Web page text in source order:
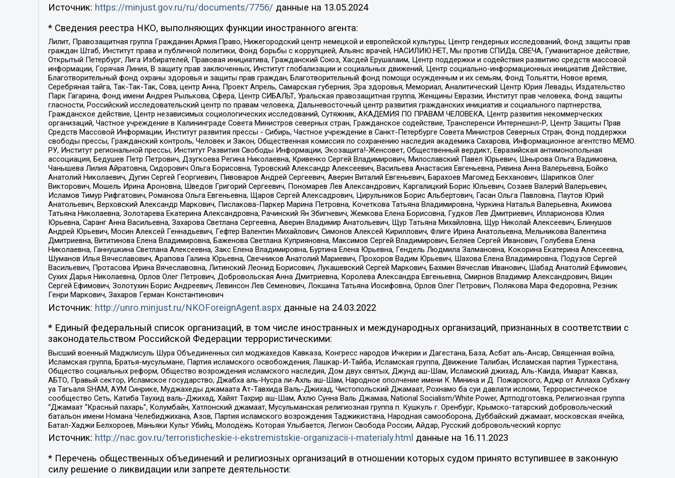
Источник: https://minjust.gov.ru/ru/documents/7756/ данные на 13.05.2024
* Сведения реестра НКО, выполняющих функции иностранного агента:
Лилит, Правозащитная группа Гражданин.Армия.Право, Нижегородский центр немецкой и европейской культуры, Центр гендерных исследований, Фонд защиты прав
граждан Штаб, Институт права и публичной политики, Фонд борьбы с коррупцией, Альянс врачей, НАСИЛИЮ.НЕТ, Мы против СПИДа, СВЕЧА, Гуманитарное действие,
Открытый Петербург, Лига Избирателей, Правовая инициатива, Гражданский Союз, Хасдей Ерушалаим, Центр поддержки и содействия развитию средств массовой
информации, Горячая Линия, В защиту прав заключенных, Институт глобализации и социальных движений, Центр социально-информационных инициатив Действие,
Благотворительный фонд охраны здоровья и защиты прав граждан, Благотворительный фонд помощи осужденным и их семьям, Фонд Тольятти, Новое время,
Серебряная тайга, Так-Так-Так, Сова, центр Анна, Проект Апрель, Самарская губерния, Эра здоровья, Мемориал, Аналитический Центр Юрия Левады, Издательство
Парк Гагарина, Фонд имени Андрея Рылькова, Сфера, Центр СИБАЛЬТ, Уральская правозащитная группа, Женщины Евразии, Институт прав человека, Фонд защиты
гласности, Российский исследовательский центр по правам человека, Дальневосточный центр развития гражданских инициатив и социального партнерства,
Гражданское действие, Центр независимых социологических исследований, Сутяжник, АКАДЕМИЯ ПО ПРАВАМ ЧЕЛОВЕКА, Центр развития некоммерческих
организаций, Частное учреждение в Калининграде Совета Министров северных стран, Гражданское содействие, Трансперенси Интернешнл-Р, Центр Защиты Прав
Средств Массовой Информации, Институт развития прессы - Сибирь, Частное учреждение в Санкт-Петербурге Совета Министров Северных Стран, Фонд поддержки
свободы прессы, Гражданский контроль, Человек и Закон, Общественная комиссия по сохранению наследия академика Сахарова, Информационное агентство МЕМО.
РУ, Институт региональной прессы, Институт Развития Свободы Информации, Экозащита!-Женсовет, Общественный вердикт, Евразийская антимонопольная
ассоциация, Бедушев Петр Петрович, Дзугкоева Регина Николаевна, Кривенко Сергей Владимирович, Милославский Павел Юрьевич, Шнырова Ольга Вадимовна,
Чанышева Лилия Айратовна, Сидорович Ольга Борисовна, Туровский Александр Алексеевич, Васильева Анастасия Евгеньевна, Ривина Анна Валерьевна, Бойко
Анатолий Николаевич, Дугин Сергей Георгиевич, Пивоваров Андрей Сергеевич, Аверин Виталий Евгеньевич, Барахоев Магомед Бекханович, Шарипков Олег
Викторович, Мошель Ирина Ароновна, Шведов Григорий Сергеевич, Пономарев Лев Александрович, Каргалицкий Борис Юльевич, Созаев Валерий Валерьевич,
Исламов Тимур Рифгатович, Романова Ольга Евгеньевна, Щаров Сергей Алексадрович, Цирульников Борис Альбертович, Гасан Ольга Павловна, Паутов Юрий
Анатольевич, Верховский Александр Маркович, Пислакова-Паркер Марина Петровна, Кочеткова Татьяна Владимировна, Чуркина Наталья Валерьевна, Акимова
Татьяна Николаевна, Золотарева Екатерина Александровна, Рачинский Ян Збигневич, Жемкова Елена Борисовна, Гудков Лев Дмитриевич, Илларионова Юлия
Юрьевна, Саранг Анна Васильевна, Захарова Светлана Сергеевна, Аверин Владимир Анатольевич, Щур Татьяна Михайловна, Щур Николай Алексеевич, Блинушов
Андрей Юрьевич, Мосин Алексей Геннадьевич, Гефтер Валентин Михайлович, Симонов Алексей Кириллович, Флиге Ирина Анатольевна, Мельникова Валентина
Дмитриевна, Вититинова Елена Владимировна, Баженова Светлана Куприяновна, Максимов Сергей Владимирович, Беляев Сергей Иванович, Голубева Елена
Николаевна, Ганнушкина Светлана Алексеевна, Закс Елена Владимировна, Буртина Елена Юрьевна, Гендель Людмила Залмановна, Кокорина Екатерина Алексеевна,
Шуманов Илья Вячеславович, Арапова Галина Юрьевна, Свечников Анатолий Мариевич, Прохоров Вадим Юрьевич, Шахова Елена Владимировна, Подузов Сергей
Васильевич, Протасова Ирина Вячеславовна, Литинский Леонид Борисович, Лукашевский Сергей Маркович, Бахмин Вячеслав Иванович, Шабад Анатолий Ефимович,
Сухих Дарья Николаевна, Орлов Олег Петрович, Добровольская Анна Дмитриевна, Королева Александра Евгеньевна, Смирнов Владимир Александрович, Вицин
Сергей Ефимович, Золотухин Борис Андреевич, Левинсон Лев Семенович, Локшина Татьяна Иосифовна, Орлов Олег Петрович, Полякова Мара Федоровна, Резник
Генри Маркович, Захаров Герман Константинович
Источник: http://unro.minjust.ru/NKOForeignAgent.aspxданные на 24.03.2022
* Единый федеральный список организаций, в том числе иностранных и международных организаций, признанных в соответствии с
законодательством Российской Федерации террористическими:
Высший военный Маджлисуль Шура Объединенных сил моджахедов Кавказа, Конгресс народов Ичкерии и Дагестана, База, Асбат аль-Ансар, Священная война,
Исламская группа, Братья-мусульмане, Партия исламского освобождения, Лашкар-И-Тайба, Исламская группа, Движение Талибан, Исламская партия Туркестана,
Общество социальных реформ, Общество возрождения исламского наследия, Дом двух святых, Джунд аш-Шам, Исламский джихад, Аль-Каида, Имарат Кавказ,
АБТО, Правый сектор, Исламское государство, Джабха аль-Нусра ли-Ахль аш-Шам, Народное ополчение имени К. Минина и Д. Пожарского, Аджр от Аллаха Субхану
уа Тагьаля SHAM, АУМ Синрике, Муджахеды джамаата Ат-Тавхида Валь-Джихад, Чистопольский Джамаат, Рохнамо ба суи давлати исломи, Террористическое
сообщество Сеть, Катиба Таухид валь-Джихад, Хайят Тахрир аш-Шам, Ахлю Сунна Валь Джамаа, National Socialism/White Power, Артподготовка, Религиозная группа
“Джамаат “Красный пахарь”, Колумбайн, Хатлонский джамаат, Мусульманская религиозная группа п. Кушкуль г. Оренбург, Крымско-татарский добровольческий
батальон имени Номана Челебиджихана, Азов, Партия исламского возрождения Таджикистана, Народная самооборона, Дуббайский джамаат, московская ячейка,
Батал-Хаджи Белхороев, Маньяки Культ Убийц, Молодёжь Которая Улыбается, Легион Свобода России, Айдар, Русский добровольческий корпус
Источник: http://nac.gov.ru/terroristicheskie-i-ekstremistskie-organizacii-i-materialy.html данные на 16.11.2023
* Перечень общественных объединений и религиозных организаций в отношении которых судом принято вступившее в законную
силу решение о ликвидации или запрете деятельности: